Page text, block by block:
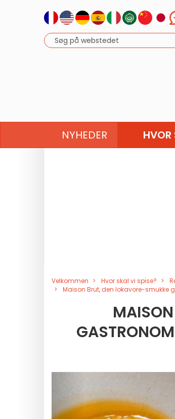
NYHEDER HVOR
Velkommen Hvor skal vi spise?
Maison Brut, den lokavore-smukke